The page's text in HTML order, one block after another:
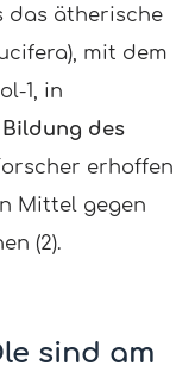
das ätherische
mit dem
1, in
Bildung des
erhoffen
Mittel gegen
(2).
sind am